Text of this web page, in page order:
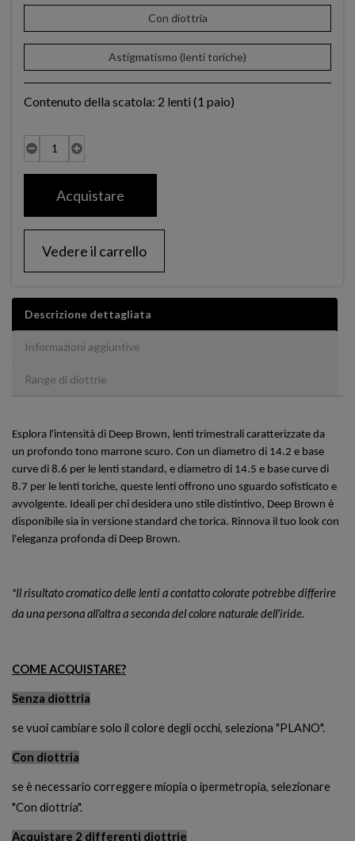
Con diottria
Astigmatismo (lenti toriche)
Contenuto della scatola: 2 lenti (1 paio)
Acquistare
Vedere il carrello
Descrizione dettagliata
Informazioni aggiuntive
Range di diottrie
Esplora l'intensità di Deep Brown, lenti trimestrali caratterizzate da
un profondo tono marrone scuro. Con un diametro di 14.2 e base
curve di 8.6 per le lenti standard, e diametro di 14.5 e base curve di
8.7 per le lenti toriche, queste lenti offrono uno sguardo sofisticato e
avvolgente. Ideali per chi desidera uno stile distintivo, Deep Brown è
disponibile sia in versione standard che torica. Rinnova il tuo look con
l'eleganza profonda di Deep Brown.
*Il risultato cromatico delle lenti a contatto colorate potrebbe differire
da una persona all'altra a seconda del colore naturale dell'iride.
COME ACQUISTARE?
Senza diottria
se vuoi cambiare solo il colore degli occhi, seleziona "PLANO".
Con diottria
se è necessario correggere miopia o ipermetropia, selezionare
"Con diottria".
Acquistare 2 differenti diottrie